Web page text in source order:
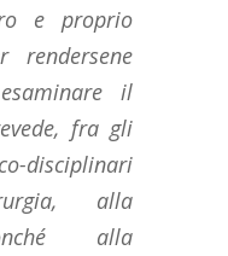
e proprio
il
fra gli
disciplinari
alla
alla